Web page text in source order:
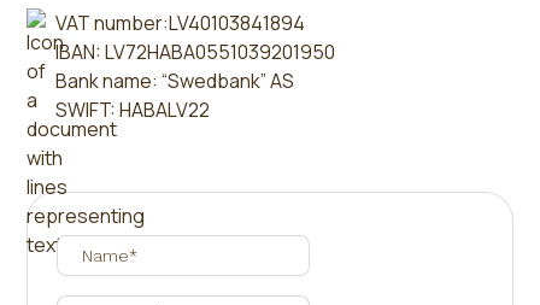
VAT number:LV40103841894
IBAN: LV72HABA0551039201950
Bank name: “Swedbank” AS
SWIFT: HABALV22